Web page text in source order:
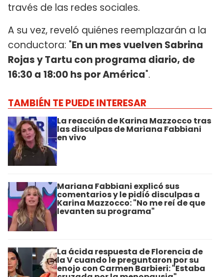
través de las redes sociales.
A su vez, reveló quiénes reemplazarán a la
conductora: "En un mes vuelven Sabrina
Rojas y Tartu con programa diario, de
16:30 a 18:00 hs por América".
TAMBIÉN TE PUEDE INTERESAR
La reacción de Karina Mazzocco tras
las disculpas de Mariana Fabbiani
en vivo
Mariana Fabbiani explicó sus
comentarios y le pidió disculpas a
Karina Mazzocco: "No me reí de que
levanten su programa"
La ácida respuesta de Florencia de
la V cuando le preguntaron por su
enojo con Carmen Barbieri: "Estaba